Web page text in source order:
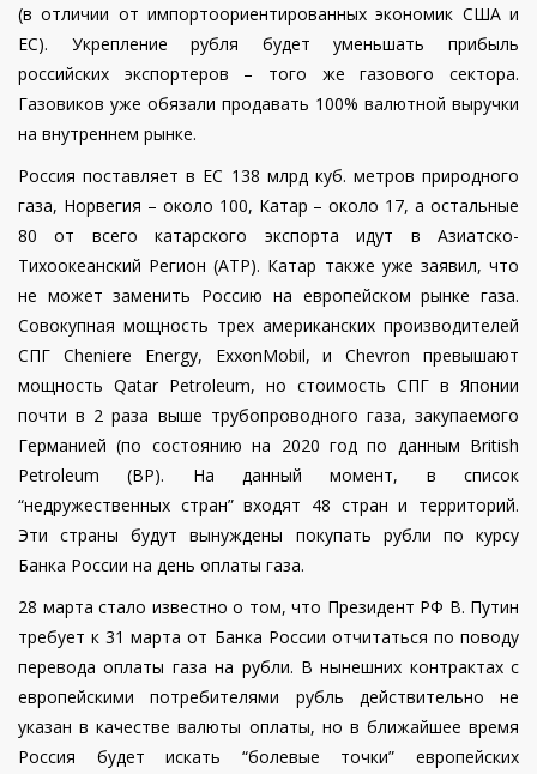
(в отличии от импортоориентированных экономик США и
ЕС). Укрепление рубля будет уменьшать прибыль
российских экспортеров – того же газового сектора.
Газовиков уже обязали продавать 100% валютной выручки
на внутреннем рынке.
Россия поставляет в ЕС 138 млрд куб. метров природного
газа, Норвегия – около 100, Катар – около 17, а остальные
80 от всего катарского экспорта идут в Азиатско-
Тихоокеанский Регион (АТР). Катар также уже заявил, что
не может заменить Россию на европейском рынке газа.
Совокупная мощность трех американских производителей
СПГ Cheniere Energy, ExxonMobil, и Chevron превышают
мощность Qatar Petroleum, но стоимость СПГ в Японии
почти в 2 раза выше трубопроводного газа, закупаемого
Германией (по состоянию на 2020 год по данным British
Petroleum (BP). На данный момент, в список
“недружественных стран” входят 48 стран и территорий.
Эти страны будут вынуждены покупать рубли по курсу
Банка России на день оплаты газа.
28 марта стало известно о том, что Президент РФ В. Путин
требует к 31 марта от Банка России отчитаться по поводу
перевода оплаты газа на рубли. В нынешних контрактах с
европейскими потребителями рубль действительно не
указан в качестве валюты оплаты, но в ближайшее время
Россия будет искать “болевые точки” европейских